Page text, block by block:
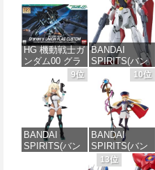
世紀ガンダムX
ガンダムレオ
パルド 1/144ス
ケール 色分け
済みプラモデ
ル
価格：¥3,880
トレイバー
EZY RG 1/48
AV-98Plus (イ
ングラム・プ
ラス) 色分け済
みプラモデル
価格：¥6,600
HG 機動戦士ガ
ンダム00 グラ
ハム専用ユニ
オンフラッグ
カスタム 1/144
スケール 色分
け済みプラモ
デル
価格：¥1,800
BANDAI
SPIRITS(バン
ダイ スピリッ
ツ) HGAW 機
動新世紀ガン
ダムX ガンダ
ムエアマスタ
ー 1/144スケー
ル 色分け済み
プラモデル
9位
BANDAI
SPIRITS(バン
10位
BANDAI
SPIRITS(バン
ダイ スピリッ
13位